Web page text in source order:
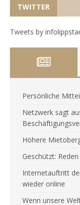
TWITTER
Tweets by
Persönliche
Netzwerk sagt
Höhere
Geschützt:
Internetauftritt
wieder online
Wenn unsere